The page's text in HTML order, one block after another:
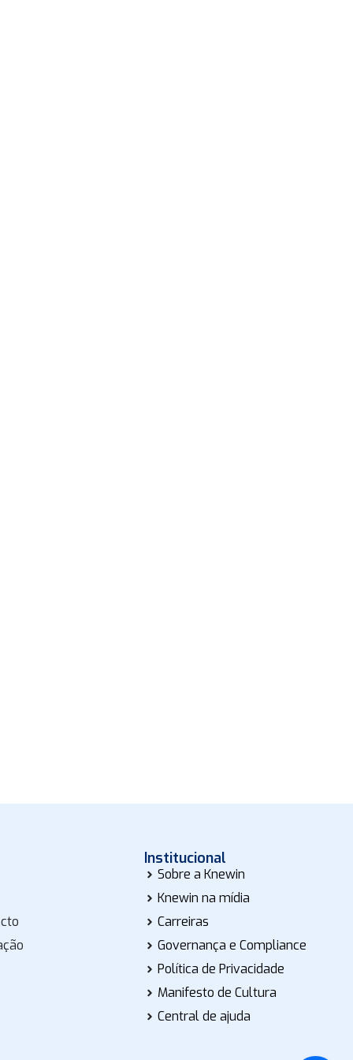
Institucional
Sobre a Knewin
Knewin na mídia
Carreiras
Governança e Compliance
Política de Privacidade
Manifesto de Cultura
Central de ajuda